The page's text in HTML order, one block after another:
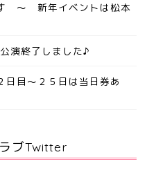
～ 新年イベントは松本
演終了しました♪
日目～２５日は当日券あ
ブTwitter